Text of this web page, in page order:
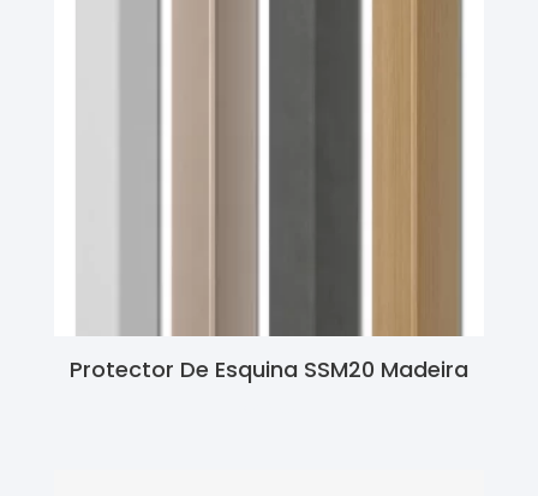
Protector De Esquina SSM20 Madeira